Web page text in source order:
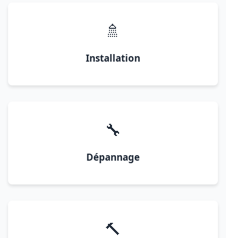
🚿
Installation
🔧
Dépannage
🔨